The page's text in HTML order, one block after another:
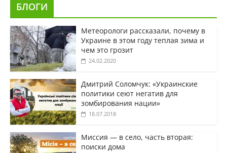
БЛОГИ
Метеорологи рассказали, почему в
Украине в этом году теплая зима и
чем это грозит
24.02.2020
Дмитрий Соломчук: «Украинские
политики сеют негатив для
зомбирования нации»
18.07.2018
Миссия — в село, часть вторая:
поиски дома